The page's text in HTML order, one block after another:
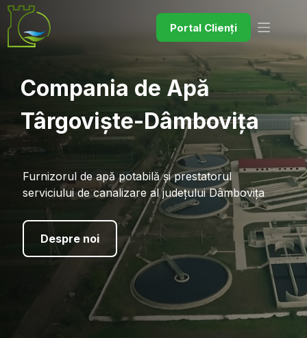
Portal Clienți
Compania de Apă
Târgoviște-Dâmbovița
Furnizorul de apă potabilă și prestatorul
serviciului de canalizare al județului Dâmbovița
Despre noi